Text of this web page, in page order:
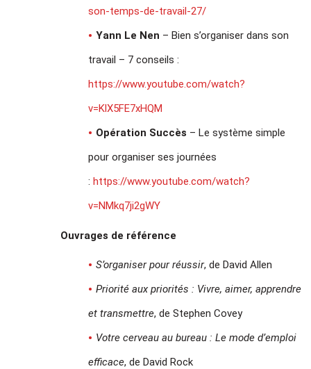
son-temps-de-travail-27/
Yann Le Nen – Bien s’organiser dans son
travail – 7 conseils :
https://www.youtube.com/watch?
v=KlX5FE7xHQM
Opération Succès – Le système simple
pour organiser ses journées
: https://www.youtube.com/watch?
v=NMkq7ji2gWY
Ouvrages de référence
S’organiser pour réussir, de David Allen
Priorité aux priorités : Vivre, aimer, apprendre
et transmettre, de Stephen Covey
Votre cerveau au bureau : Le mode d’emploi
efficace, de David Rock